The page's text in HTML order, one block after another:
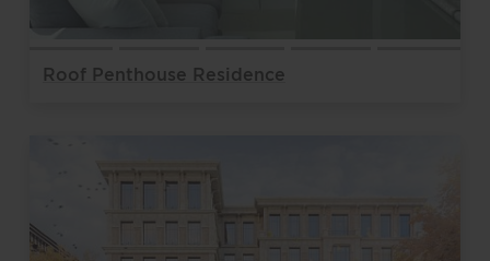
Roof Penthouse Residence